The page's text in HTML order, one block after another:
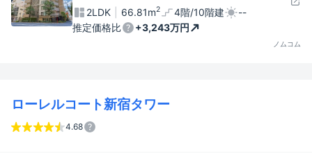
2LDK 66.81m2 4階/10階建
--
推定価格比
+3,243万円
ノムコム
ローレルコート新宿タワー
4.68